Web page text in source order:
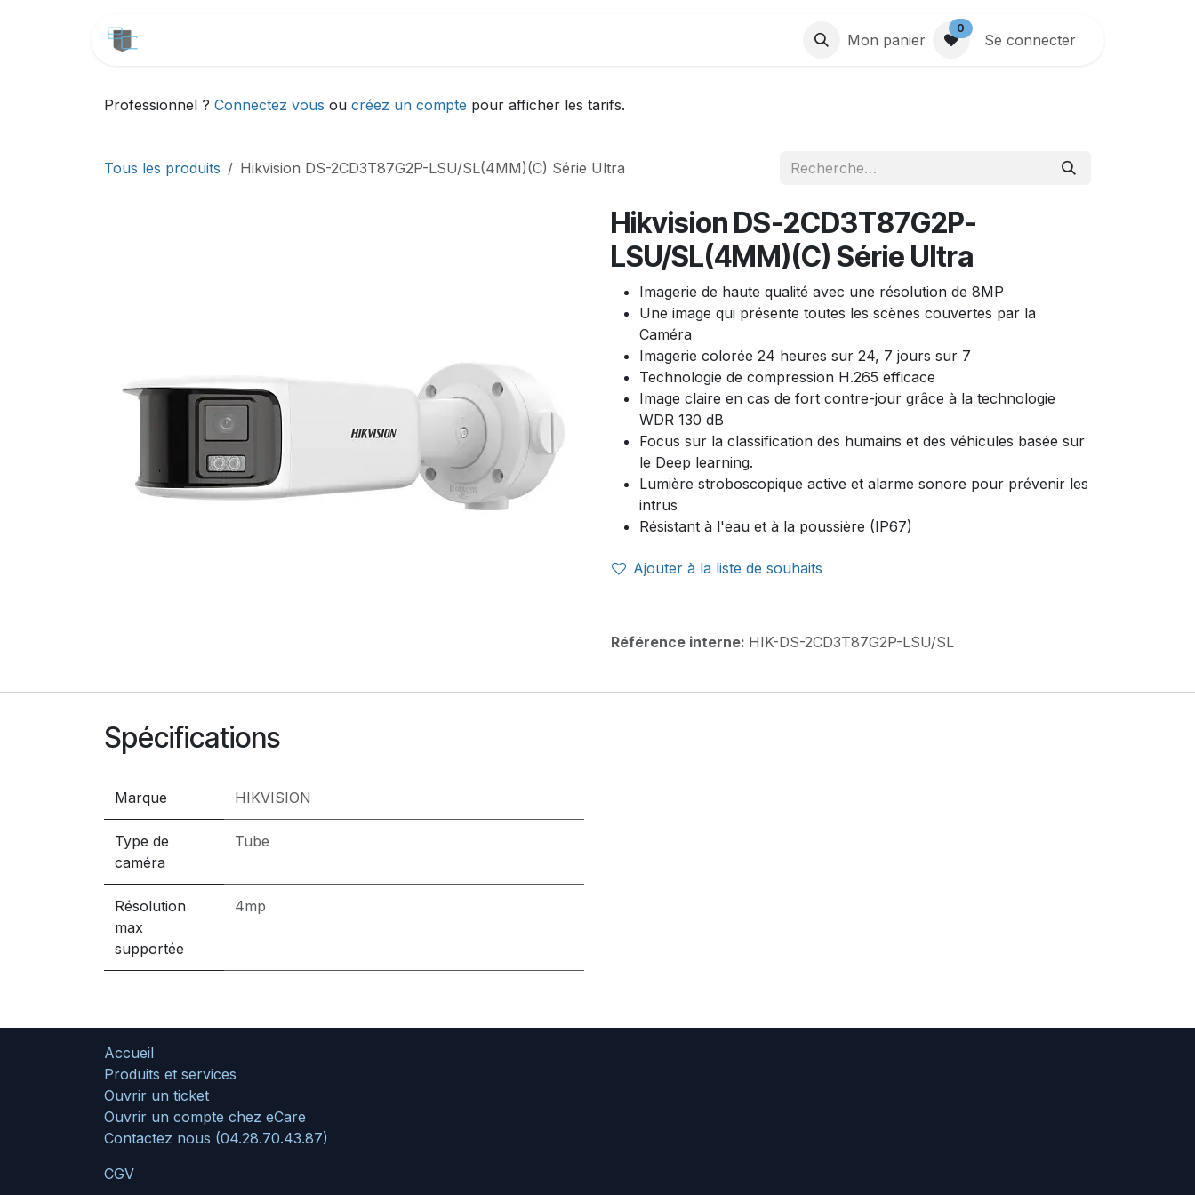
Mon panier
0
Se connecter
Professionnel ? Connectez vous ou créez un compte pour afficher les tarifs.
Tous les produits Hikvision DS-2CD3T87G2P-LSU/SL(4MM)(C) Série Ultra
Hikvision DS-2CD3T87G2P-
LSU/SL(4MM)(C) Série Ultra
Imagerie de haute qualité avec une résolution de 8MP
Une image qui présente toutes les scènes couvertes par la
Caméra
Imagerie colorée 24 heures sur 24, 7 jours sur 7
Technologie de compression H.265 efficace
Image claire en cas de fort contre-jour grâce à la technologie
WDR 130 dB
Focus sur la classification des humains et des véhicules basée sur
le Deep learning.
Lumière stroboscopique active et alarme sonore pour prévenir les
intrus
Résistant à l'eau et à la poussière (IP67)
Ajouter à la liste de souhaits
Référence interne: HIK-DS-2CD3T87G2P-LSU/SL
Spécifications
Marque HIKVISION
Type de
caméra
Tube
Résolution
max
supportée
4mp
Accueil
Produits et services
Ouvrir un ticket
Ouvrir un compte chez eCare
Contactez nous (04.28.70.43.87)
CGV